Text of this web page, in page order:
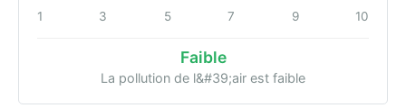
1 3 5 7 9 10
Faible
La pollution de l&#39;air est faible